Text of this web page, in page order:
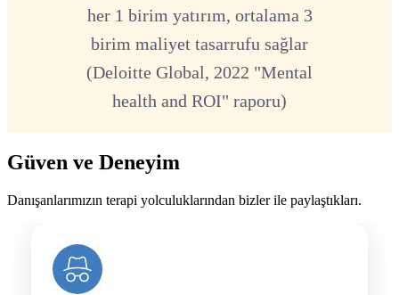
her 1 birim yatırım, ortalama 3
birim maliyet tasarrufu sağlar
(Deloitte Global, 2022 "Mental
health and ROI" raporu)
Güven ve Deneyim
Danışanlarımızın terapi yolculuklarından bizler ile paylaştıkları.